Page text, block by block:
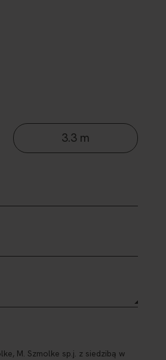
3.3 m
M. Szmolke sp.j. z siedzibą w